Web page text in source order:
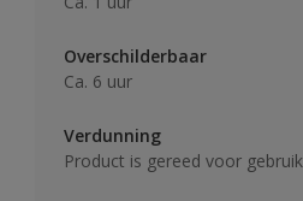
Overschilderbaar
Ca. 6 uur
Verdunning
Product is gereed voor gebruik